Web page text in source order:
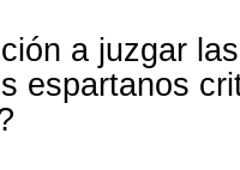
a juzgar
espartanos